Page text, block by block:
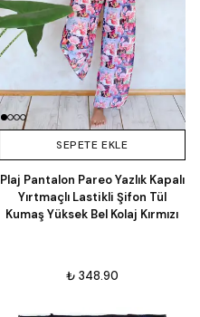
SEPETE EKLE
Plaj Pantalon Pareo Yazlık Kapalı
Yırtmaçlı Lastikli Şifon Tül
Kumaş Yüksek Bel Kolaj Kırmızı
₺ 348.90